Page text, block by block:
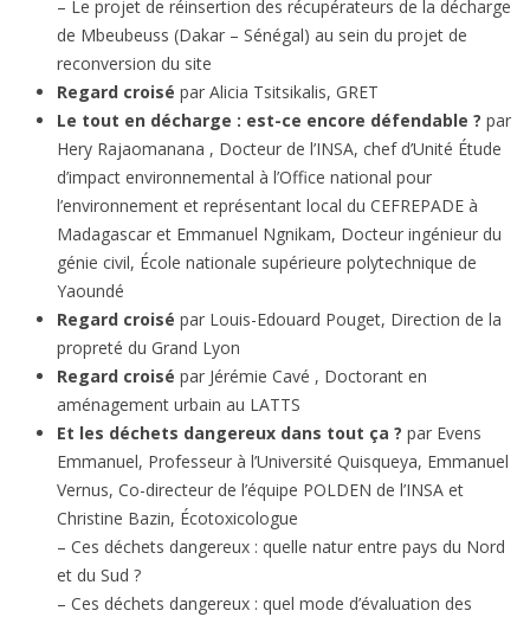
– Le projet de réinsertion des récupérateurs de la décharge
de Mbeubeuss (Dakar – Sénégal) au sein du projet de
reconversion du site
Regard croisé par Alicia Tsitsikalis, GRET
Le tout en décharge : est-ce encore défendable ? par
Hery Rajaomanana , Docteur de l’INSA, chef d’Unité Étude
d’impact environnemental à l’Office national pour
l’environnement et représentant local du CEFREPADE à
Madagascar et Emmanuel Ngnikam, Docteur ingénieur du
génie civil, École nationale supérieure polytechnique de
Yaoundé
Regard croisé par Louis-Edouard Pouget, Direction de la
propreté du Grand Lyon
Regard croisé par Jérémie Cavé , Doctorant en
aménagement urbain au LATTS
Et les déchets dangereux dans tout ça ? par Evens
Emmanuel, Professeur à l’Université Quisqueya, Emmanuel
Vernus, Co-directeur de l’équipe POLDEN de l’INSA et
Christine Bazin, Écotoxicologue
– Ces déchets dangereux : quelle natur entre pays du Nord
et du Sud ?
– Ces déchets dangereux : quel mode d’évaluation des